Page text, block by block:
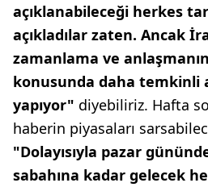
açıklanabileceği herkes
açıkladılar zaten. Ancak
zamanlama ve
konusunda daha temkinli
yapıyor" diyebiliriz. Hafta
haberin piyasaları
"Dolayısıyla pazar
sabahına kadar gelecek